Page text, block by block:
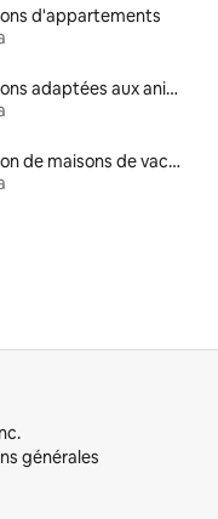
d'appartements
Locations adaptées aux animaux
Location de maisons de vacances
générales